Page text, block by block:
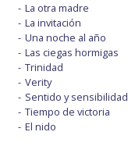
La otra madre
La invitación
Una noche al año
Las ciegas hormigas
Trinidad
Verity
Sentido y sensibilidad
Tiempo de victoria
El nido